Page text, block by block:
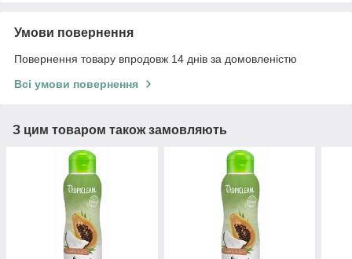
Умови повернення
Повернення товару впродовж 14 днів за домовленістю
Всі умови повернення
З цим товаром також замовляють